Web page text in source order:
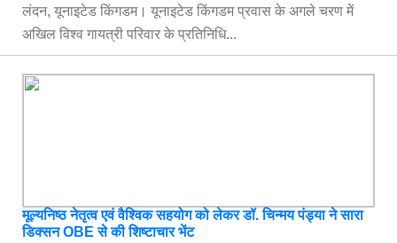
लंदन, यूनाइटेड किंगडम। यूनाइटेड किंगडम प्रवास के अगले चरण में
अखिल विश्व गायत्री परिवार के प्रतिनिधि...
मूल्यनिष्ठ नेतृत्व एवं वैश्विक सहयोग को लेकर डॉ. चिन्मय पंड्या ने सारा
डिक्सन OBE से की शिष्टाचार भेंट